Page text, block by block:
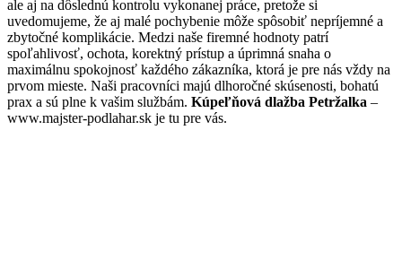
ale aj na dôslednú kontrolu vykonanej práce, pretože si
uvedomujeme, že aj malé pochybenie môže spôsobiť nepríjemné a
zbytočné komplikácie. Medzi naše firemné hodnoty patrí
spoľahlivosť, ochota, korektný prístup a úprimná snaha o
maximálnu spokojnosť každého zákazníka, ktorá je pre nás vždy na
prvom mieste. Naši pracovníci majú dlhoročné skúsenosti, bohatú
prax a sú plne k vašim službám. Kúpeľňová dlažba Petržalka –
www.majster-podlahar.sk je tu pre vás.